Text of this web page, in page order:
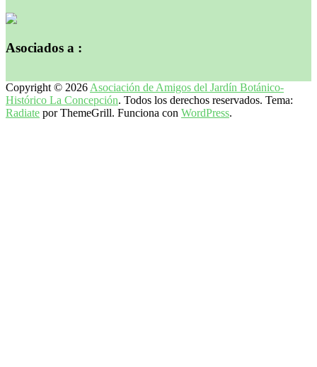
Asociados a :
Copyright © 2026 Asociación de Amigos del Jardín Botánico-
Histórico La Concepción. Todos los derechos reservados. Tema:
Radiate por ThemeGrill. Funciona con WordPress.